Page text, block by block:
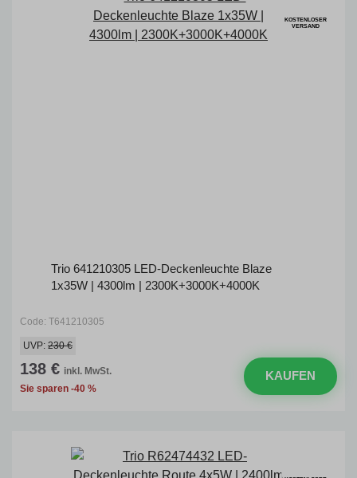
KOSTENLOSER
VERSAND
Trio 641210305 LED-Deckenleuchte Blaze
1x35W | 4300lm | 2300K+3000K+4000K
Code: T641210305
UVP: 230 €
138 € inkl. MwSt.
Sie sparen -40 %
KAUFEN